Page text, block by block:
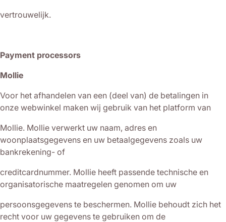
vertrouwelijk.
Payment processors
Mollie
Voor het afhandelen van een (deel van) de betalingen in
onze webwinkel maken wij gebruik van het platform van
Mollie. Mollie verwerkt uw naam, adres en
woonplaatsgegevens en uw betaalgegevens zoals uw
bankrekening- of
creditcardnummer. Mollie heeft passende technische en
organisatorische maatregelen genomen om uw
persoonsgegevens te beschermen. Mollie behoudt zich het
recht voor uw gegevens te gebruiken om de